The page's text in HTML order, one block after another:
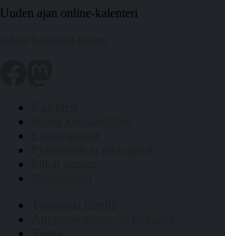
Uuden ajan online-kalenteri